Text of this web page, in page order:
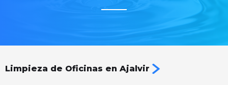
Limpieza de Oficinas en Ajalvir